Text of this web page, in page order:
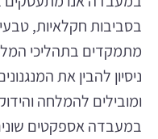
בסביבות חקלאיות,
מתמקדים בתהליכי
ניסיון להבין את
ומובילים להמלחה
במעבדה אספקטים